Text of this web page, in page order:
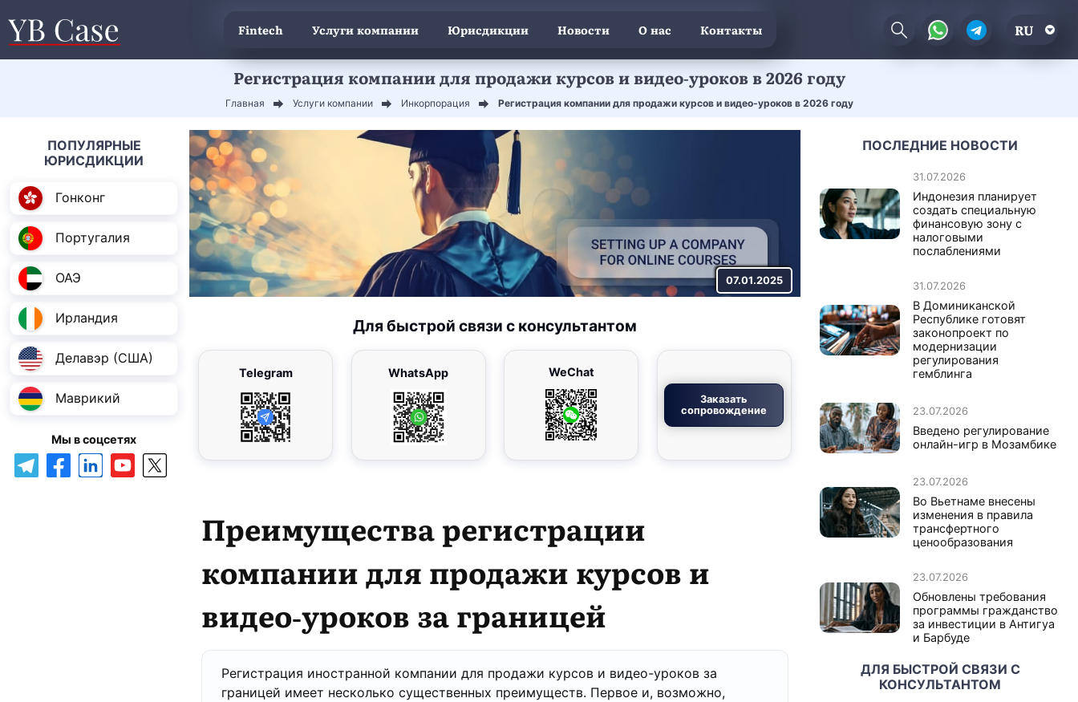
Fintech Услуги компании Юрисдикции Новости О нас Контакты RU
Регистрация компании для продажи курсов и видео-уроков в 2026 году
Главная Услуги компании Инкорпорация Регистрация компании для продажи курсов и видео-уроков в 2026 году
ПОПУЛЯРНЫЕ
ЮРИСДИКЦИИ
Гонконг
Португалия
ОАЭ
Ирландия
Делавэр (США)
Маврикий
Мы в соцсетях
07.01.2025
Для быстрой связи с консультантом
Telegram WhatsApp WeChat
Заказать
сопровождение
Преимуществарегистрации
компании для продажи курсов и
видео-уроков за границей
Регистрация иностранной компании для продажи курсов и видео-уроков за
границей имеет несколько существенных преимуществ. Первое и, возможно,
ПОСЛЕДНИЕ НОВОСТИ
31.07.2026
Индонезия планирует
создать специальную
финансовую зону с
налоговыми
послаблениями
31.07.2026
В Доминиканской
Республике готовят
законопроект по
модернизации
регулирования
гемблинга
23.07.2026
Введено регулирование
онлайн-игр в Мозамбике
23.07.2026
Во Вьетнаме внесены
изменения в правила
трансфертного
ценообразования
23.07.2026
Обновлены требования
программы гражданство
за инвестиции в Антигуа
и Барбуде
ДЛЯ БЫСТРОЙ СВЯЗИ С
КОНСУЛЬТАНТОМ